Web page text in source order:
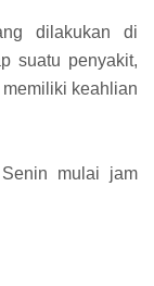
dilakukan di
suatu penyakit,
keahlian
mulai jam